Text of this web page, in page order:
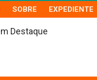
SOBRE EXPEDIENTE